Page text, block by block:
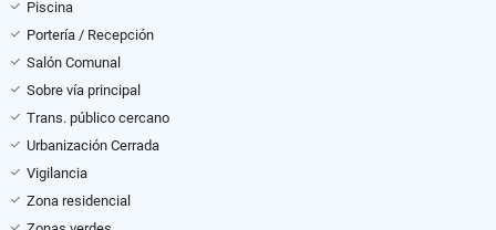
Piscina
Portería / Recepción
Salón Comunal
Sobre vía principal
Trans. público cercano
Urbanización Cerrada
Vigilancia
Zona residencial